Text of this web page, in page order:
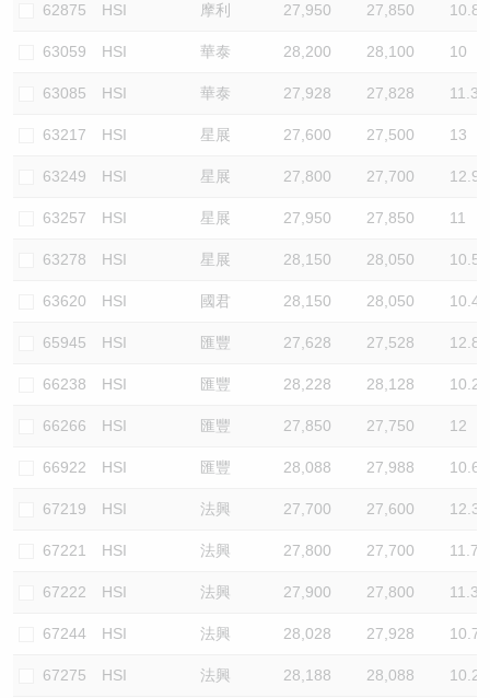
62875 HSI 摩利 27,950 27,850 10.8
63059 HSI 華泰 28,200 28,100 10
63085 HSI 華泰 27,928 27,828 11.3
63217 HSI 星展 27,600 27,500 13
63249 HSI 星展 27,800 27,700 12.9
63257 HSI 星展 27,950 27,850 11
63278 HSI 星展 28,150 28,050 10.5
63620 HSI 國君 28,150 28,050 10.4
65945 HSI 匯豐 27,628 27,528 12.8
66238 HSI 匯豐 28,228 28,128 10.2
66266 HSI 匯豐 27,850 27,750 12
66922 HSI 匯豐 28,088 27,988 10.6
67219 HSI 法興 27,700 27,600 12.3
67221 HSI 法興 27,800 27,700 11.7
67222 HSI 法興 27,900 27,800 11.3
67244 HSI 法興 28,028 27,928 10.7
67275 HSI 法興 28,188 28,088 10.2